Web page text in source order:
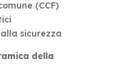
(CCF)
sicurezza
della